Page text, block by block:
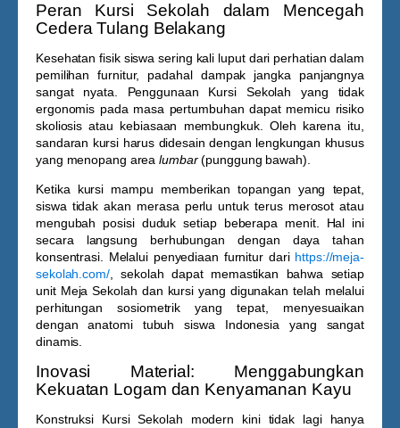
Peran Kursi Sekolah dalam Mencegah
Cedera Tulang Belakang
Kesehatan fisik siswa sering kali luput dari perhatian dalam
pemilihan furnitur, padahal dampak jangka panjangnya
sangat nyata. Penggunaan Kursi Sekolah yang tidak
ergonomis pada masa pertumbuhan dapat memicu risiko
skoliosis atau kebiasaan membungkuk. Oleh karena itu,
sandaran kursi harus didesain dengan lengkungan khusus
yang menopang arealumbar(punggung bawah).
Ketika kursi mampu memberikan topangan yang tepat,
siswa tidak akan merasa perlu untuk terus merosot atau
mengubah posisi duduk setiap beberapa menit. Hal ini
secara langsung berhubungan dengan daya tahan
konsentrasi. Melalui penyediaan furnitur dari https://meja-
sekolah.com/, sekolah dapat memastikan bahwa setiap
unit Meja Sekolah dan kursi yang digunakan telah melalui
perhitungan sosiometrik yang tepat, menyesuaikan
dengan anatomi tubuh siswa Indonesia yang sangat
dinamis.
Inovasi Material: Menggabungkan
Kekuatan Logam dan Kenyamanan Kayu
Konstruksi Kursi Sekolah modern kini tidak lagi hanya